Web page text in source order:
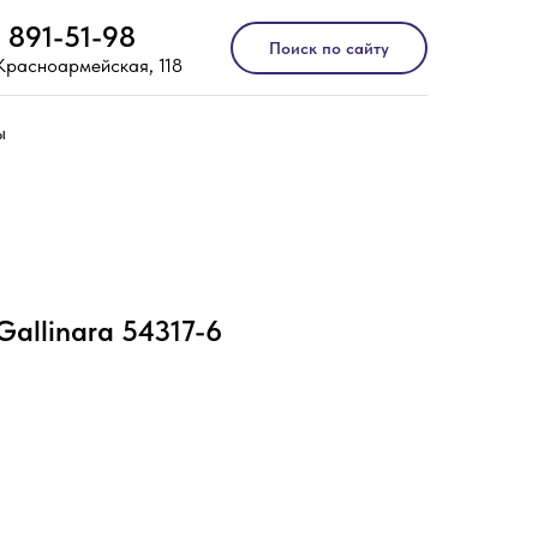
51-98
118
Поиск по сайту
54317-6